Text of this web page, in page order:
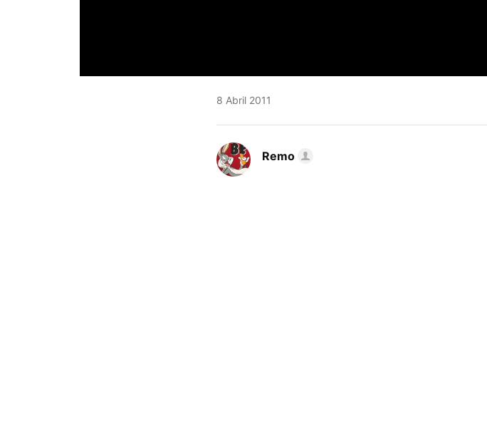
8 Abril 2011
Remo